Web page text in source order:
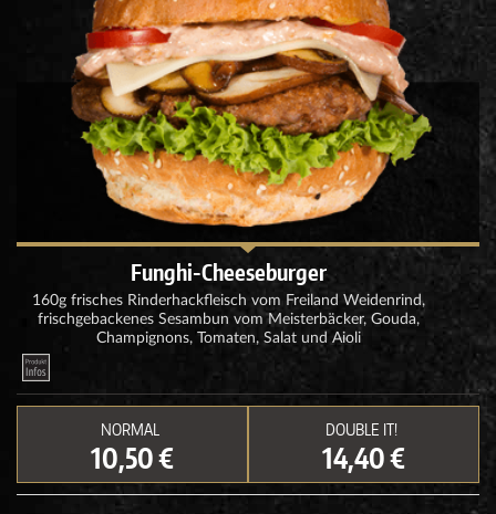
Funghi-Cheeseburger
160g frisches Rinderhackfleisch vom Freiland Weidenrind,
frischgebackenes Sesambun vom Meisterbäcker, Gouda,
Champignons, Tomaten, Salat und Aioli
NORMAL
10,50 €
DOUBLE IT!
14,40 €